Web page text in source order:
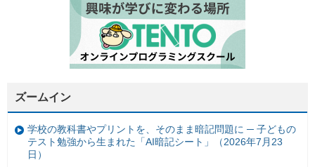
ズームイン
学校の教科書やプリントを、そのまま暗記問題に ─ 子どもの
テスト勉強から生まれた「AI暗記シート」（2026年7月23
日）